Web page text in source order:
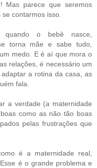
Mas parece que seremos
contarmos isso.
o bebê nasce,
torna mãe e sabe tudo,
medo. E é aí que mora o
relações, é necessário um
a rotina da casa, as
fala.
a verdade (a maternidade
como as não tão boas
pelas frustrações que
é a maternidade real,
é o grande problema e